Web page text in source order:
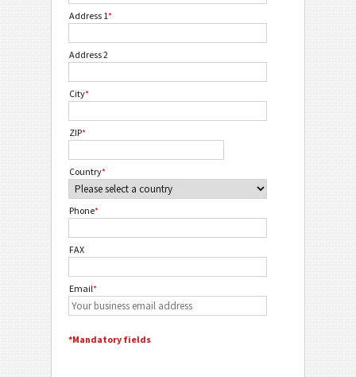
Address 1*
Address 2
City*
ZIP*
Country*
Phone*
FAX
Email*
*Mandatory fields